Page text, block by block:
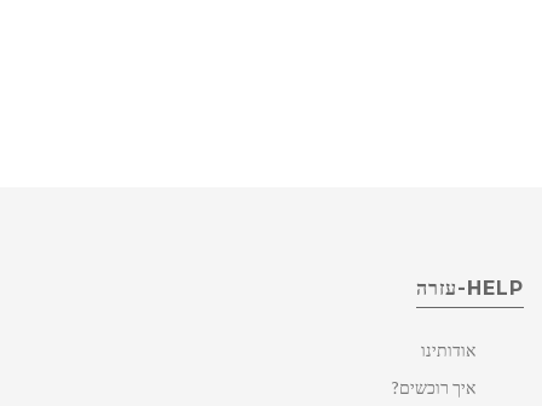
HELP-עזרה
אודותינו
איך רוכשים?